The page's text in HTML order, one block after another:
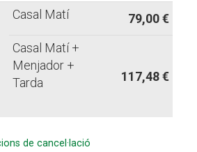
Casal Matí
79,00 €
Casal Matí +
Menjador +
Tarda
117,48 €
de cancel·lació